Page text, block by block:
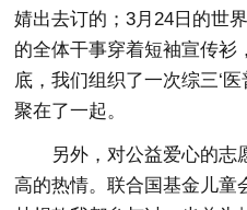
婧出去订的；3月24日的世
的全体干事穿着短袖宣传衫
底，我们组织了一次综三‘
聚在了一起。
另外，对公益爱心的志
高的热情。联合国基金儿童